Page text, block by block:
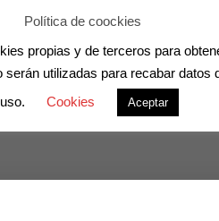
CANEDUPO CURSOS ONLINE
Política de coockies
propias y de terceros para
utilizadas para recabar
Cookies Aceptar